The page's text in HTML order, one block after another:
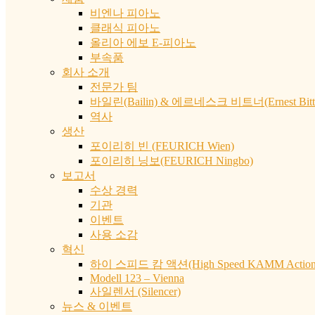
비엔나 피아노
클래식 피아노
올리아 에보 E-피아노
부속품
회사 소개
전문가 팀
바일린(Bailin) & 에르네스크 비트너(Ernest
역사
생산
포이리히 빈 (FEURICH Wien)
포이리히 닝보(FEURICH Ningbo)
보고서
수상 경력
기관
이벤트
사용 소감
혁신
하이 스피드 캄 액션(High Speed KAMM
Modell 123 – Vienna
사일렌서 (Silencer)
뉴스 & 이벤트